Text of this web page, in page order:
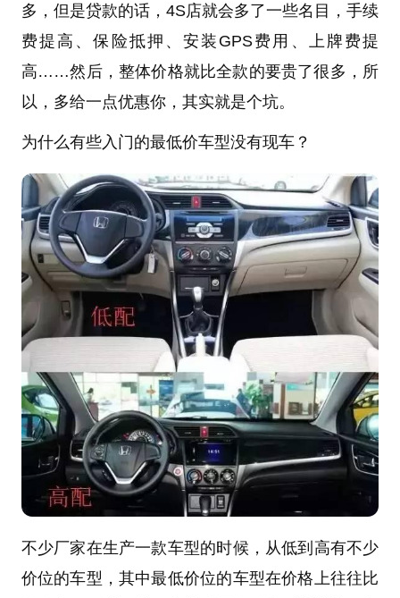
多，但是贷款的话，4S店就会多了一些名目，手续
费提高、保险抵押、安装GPS费用、上牌费提
高……然后，整体价格就比全款的要贵了很多，所
以，多给一点优惠你，其实就是个坑。
为什么有些入门的最低价车型没有现车？
不少厂家在生产一款车型的时候，从低到高有不少
价位的车型，其中最低价位的车型在价格上往往比